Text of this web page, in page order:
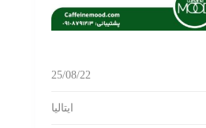
25/08/22
ایتالیا